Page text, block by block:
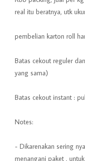
real itu beratnya, utk
pembelian karton roll
Batas cekout reguler
yang sama)
Batas cekout instant :
Notes:
- Dikarenakan sering
menangani paket ,